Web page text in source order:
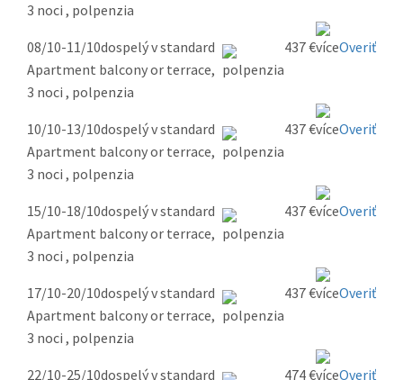
3 noci , polpenzia
08/10-11/10dospelý v standard
Apartment balcony or terrace,
3 noci , polpenzia
437 € Overiť
10/10-13/10dospelý v standard
Apartment balcony or terrace,
3 noci , polpenzia
437 € Overiť
15/10-18/10dospelý v standard
Apartment balcony or terrace,
3 noci , polpenzia
437 € Overiť
17/10-20/10dospelý v standard
Apartment balcony or terrace,
3 noci , polpenzia
437 € Overiť
22/10-25/10dospelý v standard 474 € Overiť